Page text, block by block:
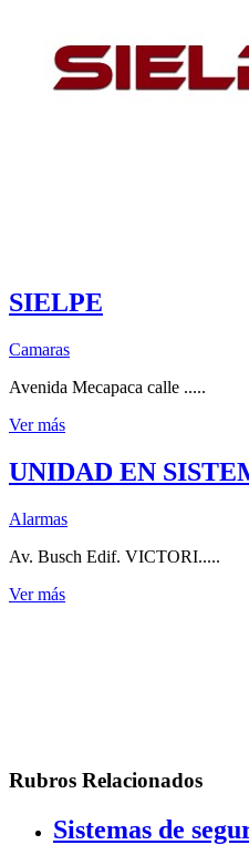
SIELPE
Camaras
Avenida Mecapaca calle .....
Ver más
UNIDAD EN
Alarmas
Av. Busch Edif. VICTORI.....
Ver más
Rubros Relacionados
Sistemas de